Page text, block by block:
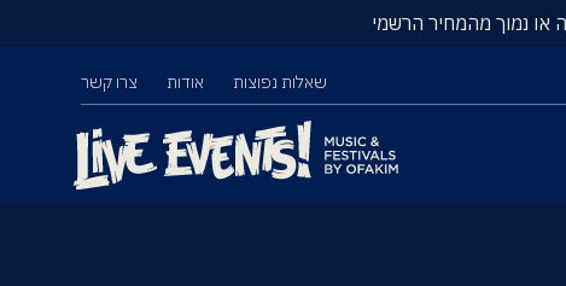
או נמוך מהמחיר הרשמי
שאלות נפוצות אודות צרו קשר